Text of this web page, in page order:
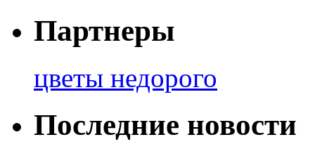
Партнеры
цветы недорого
Последние новости